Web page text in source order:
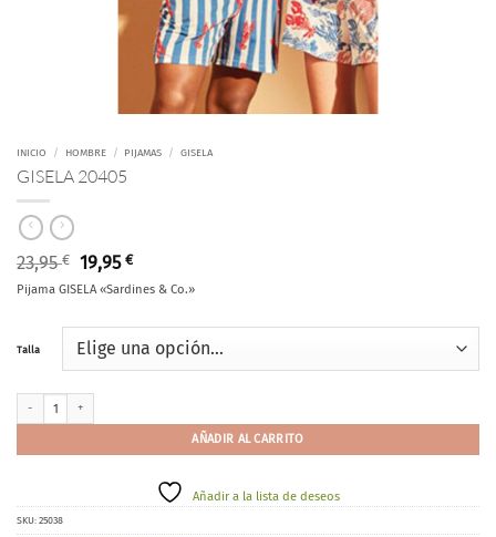
INICIO / HOMBRE / PIJAMAS / GISELA
GISELA 20405
23,95€ El
precio
original
23,95 €.
19,95€El
actual
19,95 €.
Pijama GISELA «Sardines & Co.»
Talla
AÑADIR AL CARRITO
Añadir a la lista de deseos
SKU: 25038